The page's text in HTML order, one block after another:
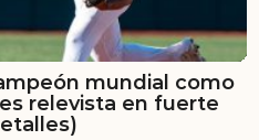
mundial como
relevista en fuerte